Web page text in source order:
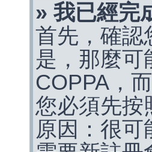
» 我已經完
首先，確認
是，那麼可
COPPA，
您必須先按
原因：很可